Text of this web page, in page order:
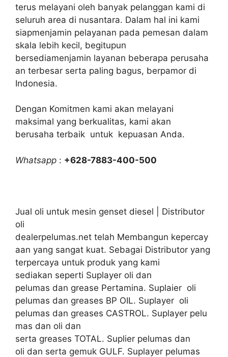
terus melayani oleh banyak pelanggan kami di
seluruh area di nusantara. Dalam hal ini kami
siapmenjamin pelayanan pada pemesan dalam
skala lebih kecil, begitupun
bersediamenjamin layanan beberapa perusaha
an terbesar serta paling bagus, berpamor di
Indonesia.
Dengan Komitmen kami akan melayani
maksimal yang berkualitas, kami akan
berusaha terbaik untuk kepuasan Anda.
Whatsapp : +628-7883-400-500
Jual oli untuk mesin genset diesel | Distributor
oli
dealerpelumas.net telah Membangun kepercay
aan yang sangat kuat. Sebagai Distributor yang
terpercaya untuk produk yang kami
sediakan seperti Suplayer oli dan
pelumas dan grease Pertamina. Suplaier oli
pelumas dan greases BP OIL. Suplayer oli
pelumas dan greases CASTROL. Suplayer pelu
mas dan oli dan
serta greases TOTAL. Suplier pelumas dan
oli dan serta gemuk GULF. Suplayer pelumas